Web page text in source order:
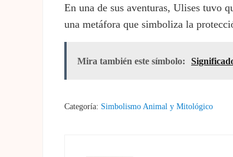
En una de sus aventuras, Ulises tuvo
una metáfora que simboliza la
Mira también este símbolo:
Categoría: Simbolismo Animal y Mitológico